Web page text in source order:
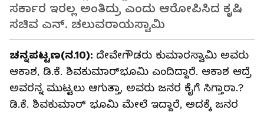
ಸರ್ಕಾರ ಇರಲ್ಲ ಅಂತಿದ್ರು ಎಂದು ಆರೋಪಿಸಿದ ಕೃಷಿ
ಸಚಿವ ಎನ್. ಚಲುವರಾಯಸ್ವಾಮಿ
ಚನ್ನಪಟ್ಟಣ(ನ.10): ದೇವೇಗೌಡರು ಕುಮಾರಸ್ವಾಮಿ ಅವರು
ಆಕಾಶ, ಡಿ.ಕೆ. ಶಿವಕುಮಾರ್‌ಭೂಮಿ ಎಂದಿದ್ದಾರೆ. ಆಕಾಶ ಆದ್ರೆ
ಅವರನ್ನ ಮುಟ್ಟಲು ಆಗುತ್ತಾ, ಅವರು ಜನರ ಕೈಗೆ ಸಿಗ್ತಾರಾ.?
ಡಿ.ಕೆ. ಶಿವಕುಮಾರ್‌ ಭೂಮಿ ಮೇಲೆ ಇದ್ದಾರೆ, ಅದಕ್ಕೆ ಜನರ